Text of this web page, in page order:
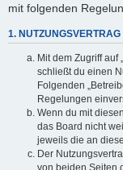
mit folgenden
1. NUTZUNGSVERTRAG
Mit dem Zugriff auf
schließt du einen
Folgenden
Regelungen
Wenn du mit
das Board nicht
jeweils die an
Der
von beiden Seiten